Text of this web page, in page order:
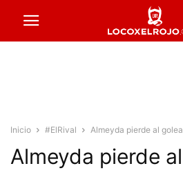
Inicio #ElRival Almeyda pierde al
Almeyda pierde